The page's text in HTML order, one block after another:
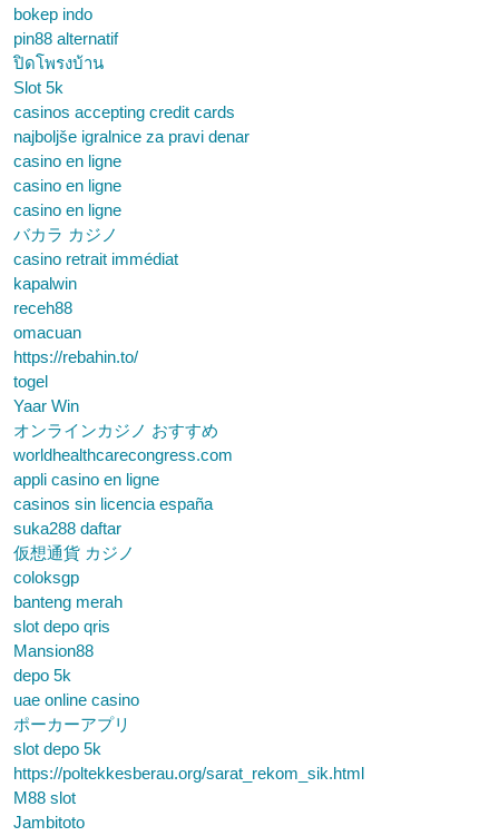
bokep indo
pin88 alternatif
ปิดโพรงบ้าน
Slot 5k
casinos accepting credit cards
najboljše igralnice za pravi denar
casino en ligne
casino en ligne
casino en ligne
バカラ カジノ
casino retrait immédiat
kapalwin
receh88
omacuan
https://rebahin.to/
togel
Yaar Win
オンラインカジノ おすすめ
worldhealthcarecongress.com
appli casino en ligne
casinos sin licencia españa
suka288 daftar
仮想通貨 カジノ
coloksgp
banteng merah
slot depo qris
Mansion88
depo 5k
uae online casino
ポーカーアプリ
slot depo 5k
https://poltekkesberau.org/sarat_rekom_sik.html
M88 slot
Jambitoto